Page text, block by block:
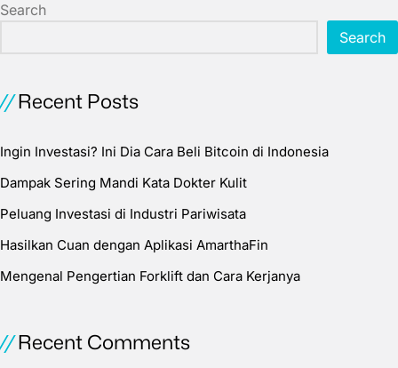
Search
Search
Recent Posts
Ingin Investasi? Ini Dia Cara Beli Bitcoin di Indonesia
Dampak Sering Mandi Kata Dokter Kulit
Peluang Investasi di Industri Pariwisata
Hasilkan Cuan dengan Aplikasi AmarthaFin
Mengenal Pengertian Forklift dan Cara Kerjanya
Recent Comments